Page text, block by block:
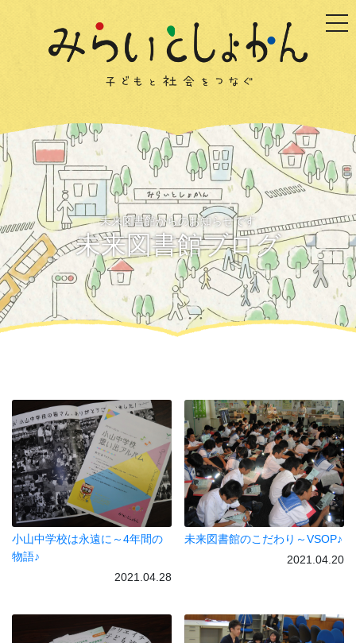
未来図書館からのお知らせです
未来図書館ブログ
小山中学校は永遠に～4年間の
物語♪
2021.04.28
未来図書館のこだわり～VSOP♪
2021.04.20